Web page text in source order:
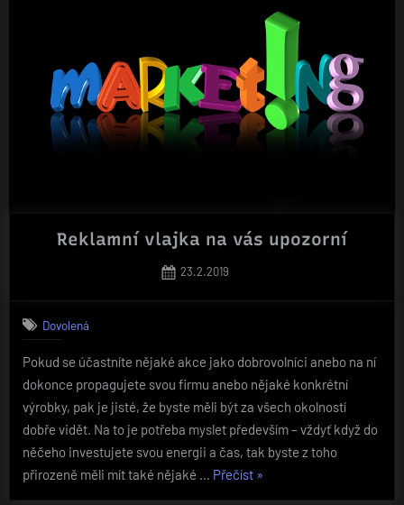
interiér“
Reklamní vlajka na vás upozorní
Posted
23.2.2019
Dovolená
Pokud se účastníte nějaké akce jako dobrovolníci anebo na ní
dokonce propagujete svou firmu anebo nějaké konkrétní
výrobky, pak je jisté, že byste měli být za všech okolností
dobře vidět. Na to je potřeba myslet především – vždyť když do
něčeho investujete svou energii a čas, tak byste z toho
přirozeně měli mít také nějaké … Přečíst„Reklamní
»